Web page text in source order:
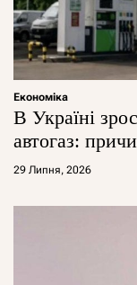
Економіка
В Україні
автогаз:
29 Липня, 2026